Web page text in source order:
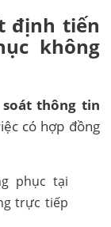
định tiến
không
thông tin
có hợp đồng